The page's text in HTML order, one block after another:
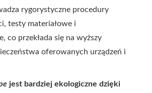
rygorystyczne procedury
testy materiałowe i
co przekłada się na wyższy
oferowanych urządzeń i
jest bardziej ekologiczne dzięki